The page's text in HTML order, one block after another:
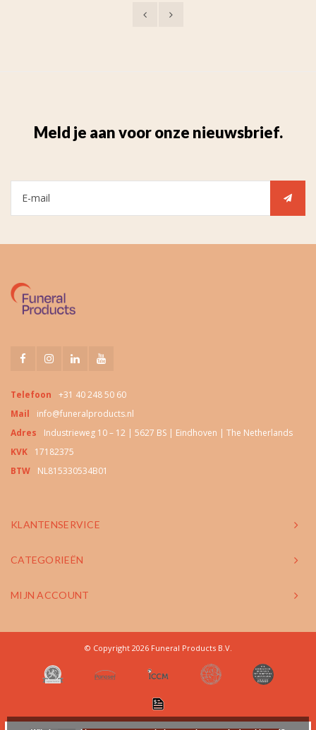
Meld je aan voor onze nieuwsbrief.
Telefoon
+31 40 248 50 60
Mail
info@funeralproducts.nl
Adres
Industrieweg 10 – 12 | 5627 BS | Eindhoven | The Netherlands
KVK
17182375
BTW
NL815330534B01
KLANTENSERVICE
CATEGORIEËN
MIJN ACCOUNT
© Copyright 2026 Funeral Products B.V.